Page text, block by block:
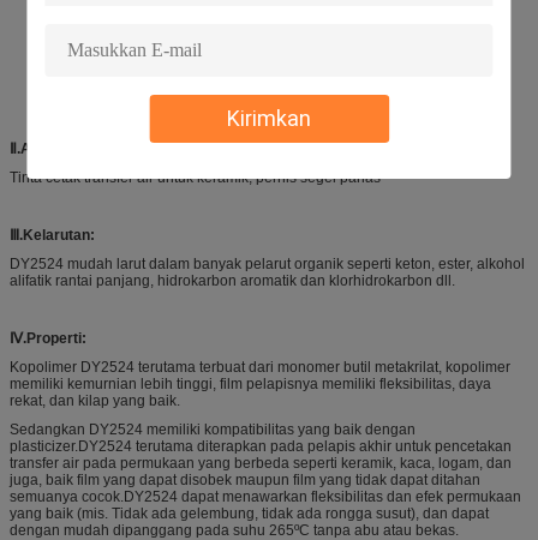
Kirimkan
Ⅱ.Aplikasi:
Tinta cetak transfer air untuk keramik, pernis segel panas
Ⅲ.Kelarutan:
DY2524 mudah larut dalam banyak pelarut organik seperti keton, ester, alkohol
alifatik rantai panjang, hidrokarbon aromatik dan klorhidrokarbon dll.
Ⅳ.Properti:
Kopolimer DY2524 terutama terbuat dari monomer butil metakrilat, kopolimer
memiliki kemurnian lebih tinggi, film pelapisnya memiliki fleksibilitas, daya
rekat, dan kilap yang baik.
Sedangkan DY2524 memiliki kompatibilitas yang baik dengan
plasticizer.DY2524 terutama diterapkan pada pelapis akhir untuk pencetakan
transfer air pada permukaan yang berbeda seperti keramik, kaca, logam, dan
juga, baik film yang dapat disobek maupun film yang tidak dapat ditahan
semuanya cocok.DY2524 dapat menawarkan fleksibilitas dan efek permukaan
yang baik (mis. Tidak ada gelembung, tidak ada rongga susut), dan dapat
dengan mudah dipanggang pada suhu 265ºC tanpa abu atau bekas.